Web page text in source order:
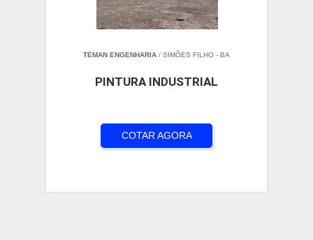
TEMAN ENGENHARIA / SIMÕES FILHO - BA
PINTURA INDUSTRIAL
COTAR AGORA